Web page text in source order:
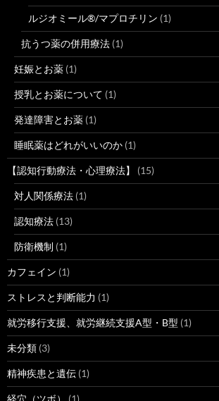
ルジオミール®/マプロチリン (1)
抗うつ薬の併用療法 (1)
妊娠とお薬 (1)
授乳とお薬について (1)
発達障害とお薬 (1)
睡眠薬はどれがいいのか (1)
【認知行動療法・心理療法】 (15)
対人関係療法 (1)
認知療法 (13)
防衛機制 (1)
カフェイン (1)
ストレスと判断能力 (1)
就労移行支援、就労継続支援A型・B型 (1)
未分類 (3)
精神疾患と遺伝 (1)
経穴（ツボ） (1)